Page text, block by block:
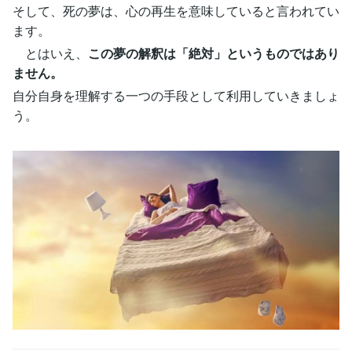
そして、死の夢は、心の再生を意味していると言われてい
ます。
とはいえ、 この夢の解釈は「絶対」というものではあり
ません。
自分自身を理解する一つの手段として利用していきましょ
う。